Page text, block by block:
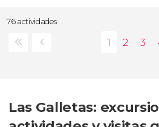
76 actividades
Las Galletas: